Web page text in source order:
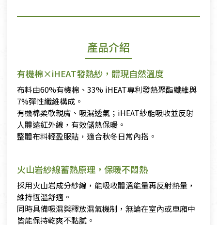
產品介紹
有機棉×iHEAT發熱紗，體現自然溫度
布料由60%有機棉、33% iHEAT專利發熱聚酯纖維與
7%彈性纖維構成。
有機棉柔軟親膚、吸濕透氣；iHEAT紗能吸收並反射
人體遠紅外線，有效儲熱保暖。
整體布料輕盈服貼，適合秋冬日常內搭。
火山岩紗線蓄熱原理，保暖不悶熱
採用火山岩成分紗線，能吸收體溫能量再反射熱量，
維持恆溫舒適。
同時具備吸濕與釋放濕氣機制，無論在室內或車廂中
皆能保持乾爽不黏膩。